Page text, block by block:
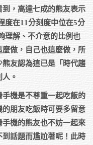
，高達七成的熊友表示
度在11分刻度中位在5分
理解、不介意的比例也
做，自己也這麼做，所
友認為這已是「時代趨
。
機是不尊重一起吃飯的
朋友吃飯時可要多留意
機的熊友也不妨一起來
話題而尷尬著呢！此時